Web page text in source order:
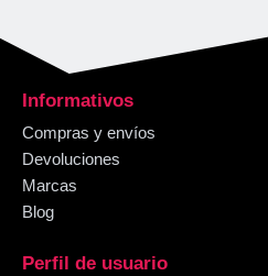
Informativos
Compras y envíos
Devoluciones
Marcas
Blog
Perfil de usuario